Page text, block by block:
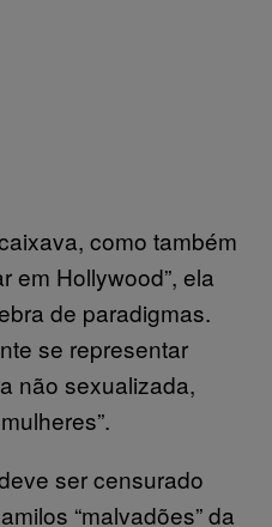
como também
em Hollywood”, ela
de paradigmas.
se representar
não sexualizada,
ser censurado
“malvadões” da